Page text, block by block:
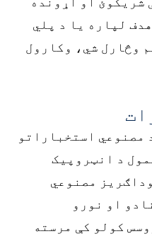
لپاره یا د پلي
وڅارل شي، وکارول
مصنوعي استخباراتو
د انټروپیک
مصنوعي
او نورو
کولو کې مرسته